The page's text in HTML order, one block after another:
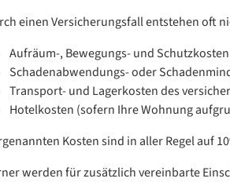
einen Versicherungsfall entstehen oft
Aufräum-, Bewegungs- und
Schadenabwendungs- oder
Transport- und Lagerkosten des
Hotelkosten (sofern Ihre Wohnung
Kosten sind in aller Regel auf
werden für zusätzlich vereinbarte